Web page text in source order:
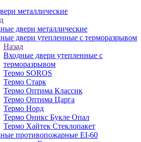
металлические
двери металлические
двери утепленные с терморазрывом
Назад
Входные двери утепленные с
терморазрывом
Термо SOROS
Термо Старк
Термо Оптима Классик
Термо Оптима Царга
Термо Норд
Термо Оникс Букле Опал
Термо Хайтек Стеклопакет
противопожарные EI-60